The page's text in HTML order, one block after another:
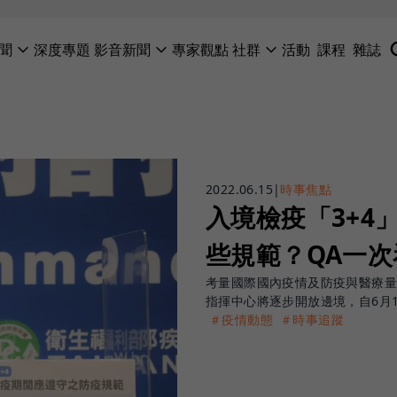
深度專題 影音新聞 專家觀點社群 活動 課程 雜誌
2022.06.15 | 時事焦點
入境檢疫「3+4
些規範？QA一
考量國際國內疫情及防疫與醫療
指揮中心將逐步開放邊境，自6
＃疫情動態
＃時事追蹤